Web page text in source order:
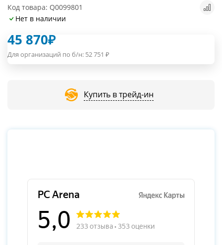
Код товара: Q0099801
Нет в наличии
45 870₽
Для организаций по б/н: 52 751 ₽
Купить в трейд-ин